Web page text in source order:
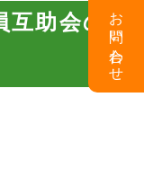
お問い合わせ
助会の